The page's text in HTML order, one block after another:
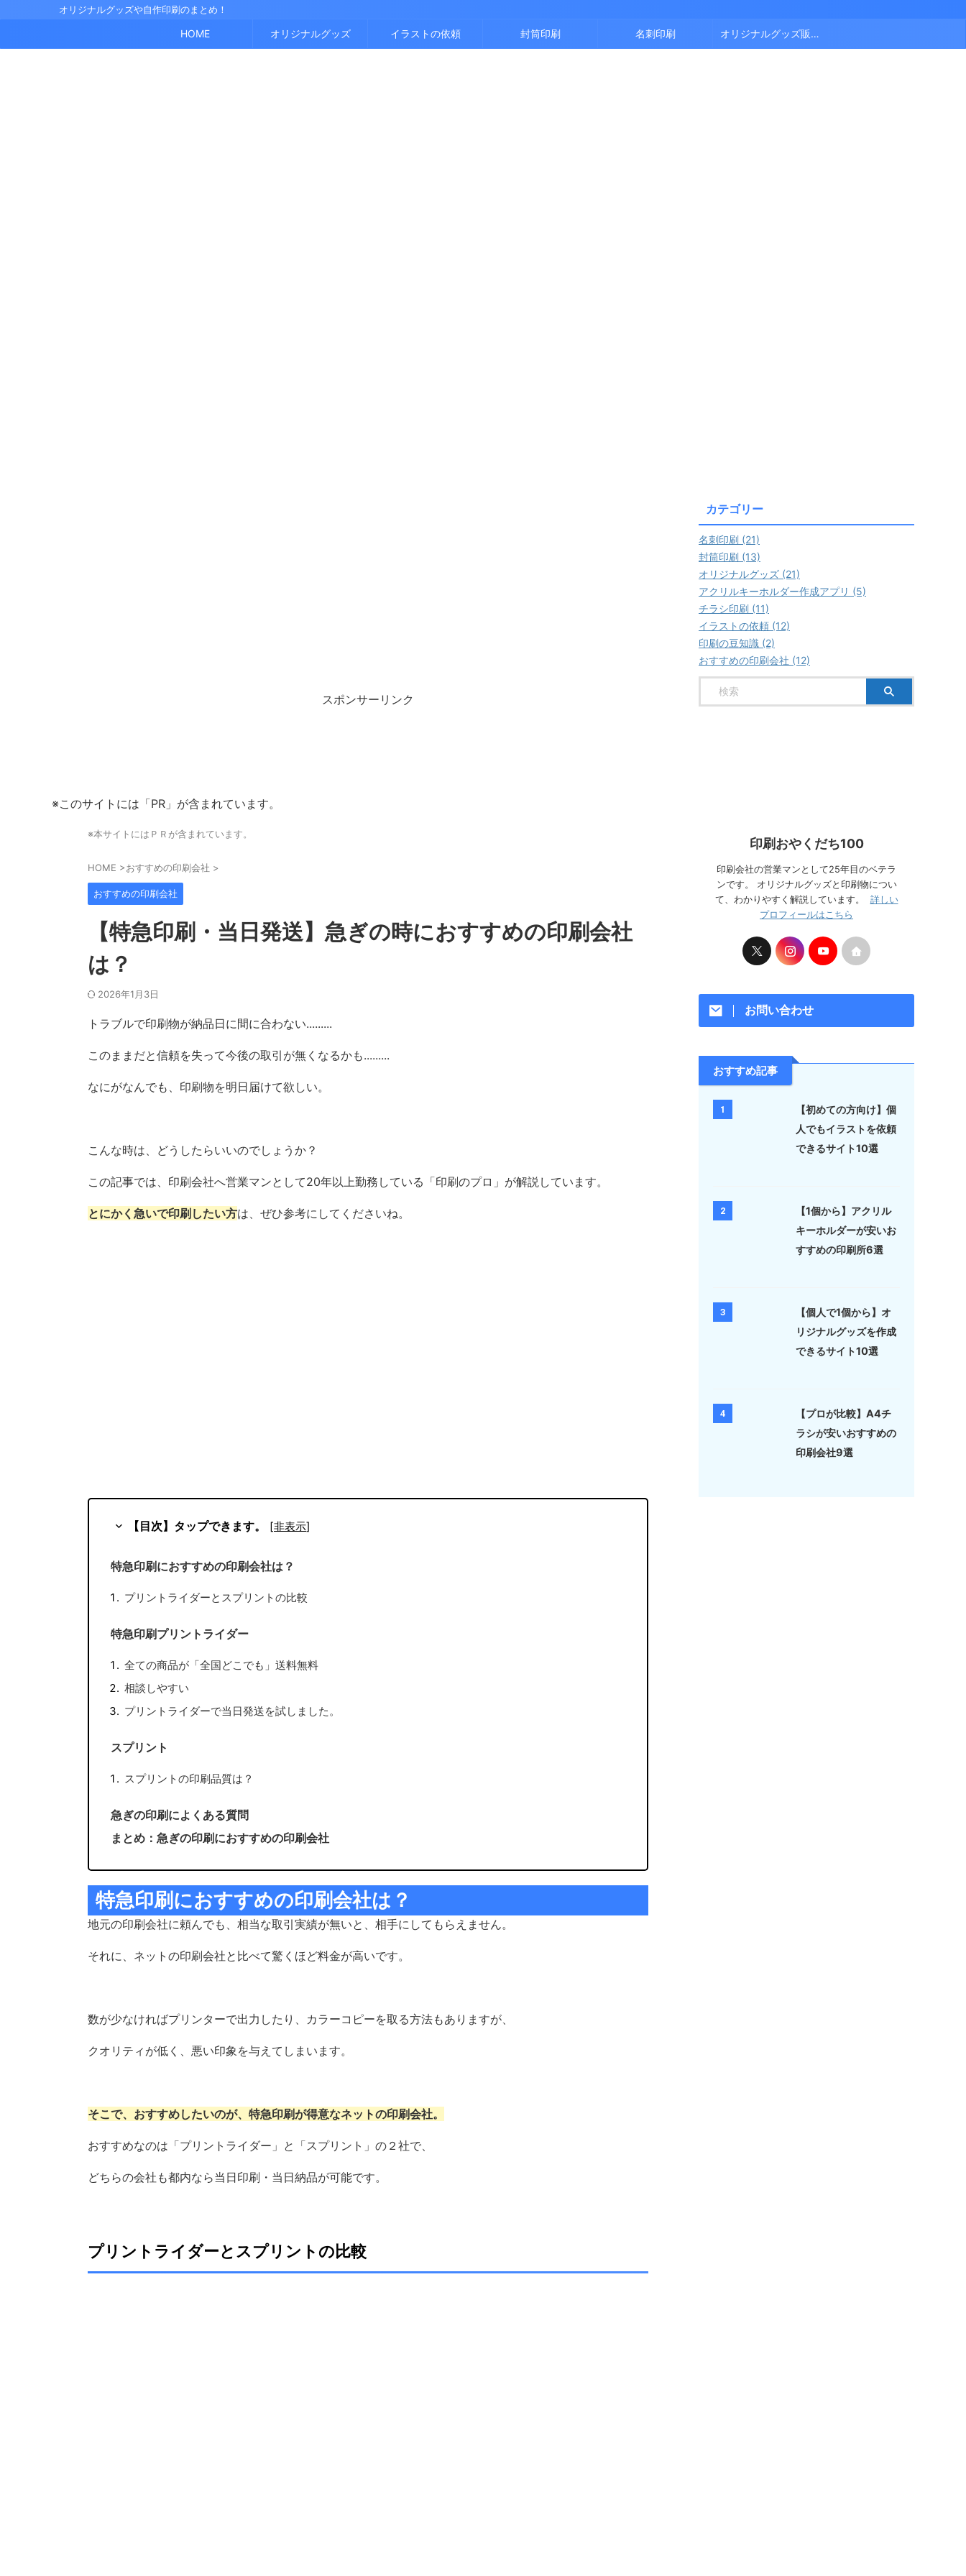
オリジナルグッズや自作印刷のまとめ！
HOME オリジナルグッズ イラストの依頼 封筒印刷 名刺印刷 オリジナルグッズ販売中
スポンサーリンク
※このサイトには「PR」が含まれています。
※本サイトにはＰＲが含まれています。
HOME >おすすめの印刷会社 >
おすすめの印刷会社
【特急印刷・当日発送】急ぎの時におすすめの印刷会社
は？
2026年1月3日
トラブルで印刷物が納品日に間に合わない.........
このままだと信頼を失って今後の取引が無くなるかも.........
なにがなんでも、印刷物を明日届けて欲しい。
こんな時は、どうしたらいいのでしょうか？
この記事では、印刷会社へ営業マンとして20年以上勤務している「印刷のプロ」が解説しています。
とにかく急いで印刷したい方は、ぜひ参考にしてくださいね。
【目次】タップできます。 [非表示]
特急印刷におすすめの印刷会社は？
プリントライダーとスプリントの比較
特急印刷プリントライダー
全ての商品が「全国どこでも」送料無料
相談しやすい
プリントライダーで当日発送を試しました。
スプリント
スプリントの印刷品質は？
急ぎの印刷によくある質問
まとめ：急ぎの印刷におすすめの印刷会社
特急印刷におすすめの印刷会社は？
地元の印刷会社に頼んでも、相当な取引実績が無いと、相手にしてもらえません。
それに、ネットの印刷会社と比べて驚くほど料金が高いです。
数が少なければプリンターで出力したり、カラーコピーを取る方法もありますが、
クオリティが低く、悪い印象を与えてしまいます。
そこで、おすすめしたいのが、特急印刷が得意なネットの印刷会社。
おすすめなのは「プリントライダー」と「スプリント」の２社で、
どちらの会社も都内なら当日印刷・当日納品が可能です。
プリントライダーとスプリントの比較
カテゴリー
名刺印刷 (21)
封筒印刷 (13)
オリジナルグッズ (21)
アクリルキーホルダー作成アプリ (5)
チラシ印刷 (11)
イラストの依頼 (12)
印刷の豆知識 (2)
おすすめの印刷会社 (12)
印刷おやくだち100
印刷会社の営業マンとして25年目のベテラ
ンです。 オリジナルグッズと印刷物につい
て、わかりやすく解説しています。 詳しい
プロフィールはこちら
お問い合わせ
おすすめ記事
1
【初めての方向け】個
人でもイラストを依頼
できるサイト10選
2
【1個から】アクリル
キーホルダーが安いお
すすめの印刷所6選
3
【個人で1個から】オ
リジナルグッズを作成
できるサイト10選
4
【プロが比較】A4チ
ラシが安いおすすめの
印刷会社9選